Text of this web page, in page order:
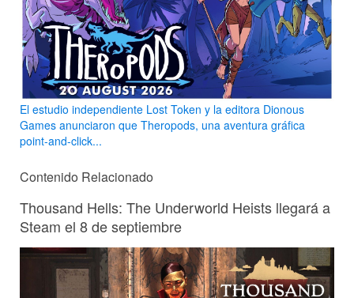
El estudio independiente Lost Token y la editora Dionous
Games anunciaron que Theropods, una aventura gráfica
point-and-click...
Contenido Relacionado
Thousand Hells: The Underworld Heists llegará a
Steam el 8 de septiembre